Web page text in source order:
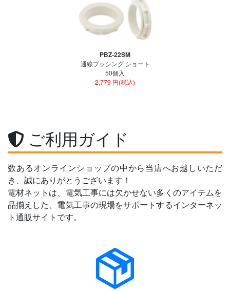
PBZ-22SM
通線ブッシング ショート
50個入
2,779 円(税込)
ご利用ガイド
数あるオンラインショップの中から当店へお越しいただ
き、誠にありがとうございます！
電材ネットは、電気工事には欠かせない多くのアイテムを
品揃えした、電気工事の現場をサポートするインターネッ
ト通販サイトです。